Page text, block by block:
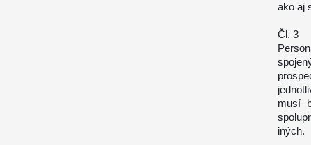
ako aj
Čl. 3
musí
iných.